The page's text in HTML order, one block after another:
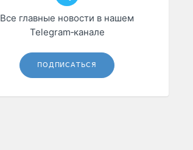
Все главные новости в нашем
Telegram‑канале
ПОДПИСАТЬСЯ